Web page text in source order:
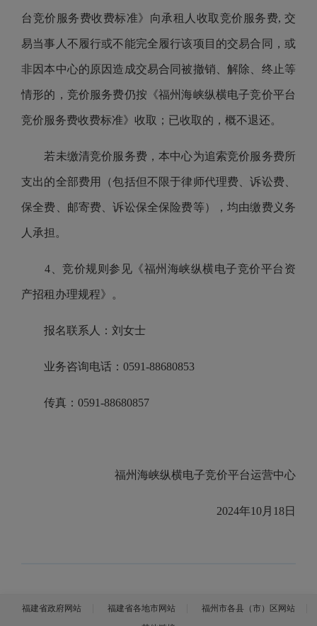
台竞价服务费收费标准》 向承租人收取竞价服务费, 交
易当事人不履行或不能完全履行该项目的交易合同，或
非因本中心的原因造成交易合同被撤销、解除、终止等
情形的，竞价服务费仍按 《福州海峡纵横电子竞价平台
竞价服务费收费标准》 收取；已收取的，概不退还。
若未缴清竞价服务费，本中心为追索竞价服务费所
支出的全部费用（包括但不限于律师代理费、诉讼费、
保全费、邮寄费、诉讼保全保险费等），均由缴费义务
人承担。
4、竞价规则参见 《福州海峡纵横电子竞价平台资
产招租办理规程》 。
报名联系人：刘女士
业务咨询电话：0591-88680853
传真：0591-88680857
福州海峡纵横电子竞价平台运营中心
2024年10月18日
福建省政府网站 福建省各地市网站
福州市各县（市）区网站